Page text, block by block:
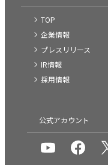
TOP
企業情報
プレスリリース
IR情報
採用情報
公式アカウント